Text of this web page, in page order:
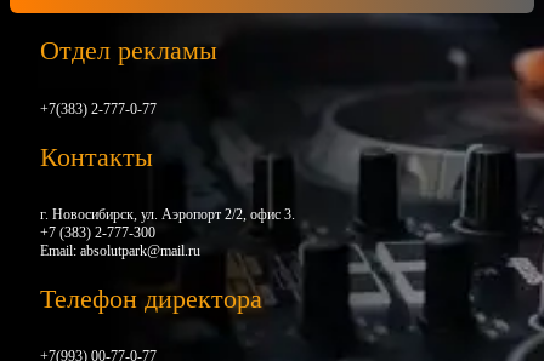
Отдел рекламы
+7(383) 2-777-0-77
Контакты
г. Новосибирск, ул. Аэропорт 2/2, офис 3.
+7 (383) 2-777-300
Email: absolutpark@mail.ru
Телефон директора
+7(993) 00-77-0-77